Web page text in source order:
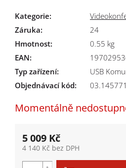
Momentálně
Kategorie:
Záruka:
24
Hmotnost:
0.55 kg
EAN:
Typ zařízení:
USB
Objednávací kód:
5 009 Kč
4 140 Kč bez DPH